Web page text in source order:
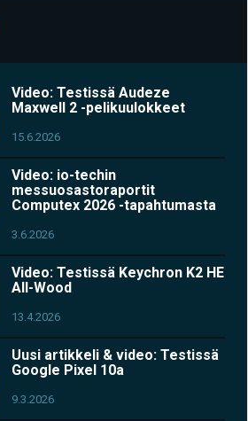
Video: Testissä Audeze
Maxwell 2 -pelikuulokkeet
15.6.2026
Video: io-techin
messuosastoraportit
Computex 2026 -tapahtumasta
3.6.2026
Video: Testissä Keychron K2 HE
All-Wood
13.4.2026
Uusi artikkeli & video: Testissä
Google Pixel 10a
9.3.2026